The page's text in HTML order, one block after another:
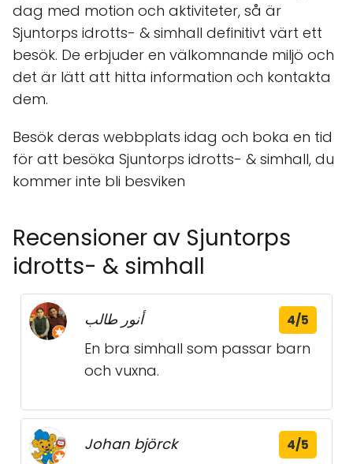
dag med motion och aktiviteter, så är
Sjuntorps idrotts- & simhall definitivt värt ett
besök. De erbjuder en välkomnande miljö och
det är lätt att hitta information och kontakta
dem.
Besök deras webbplats idag och boka en tid
för att besöka Sjuntorps idrotts- & simhall, du
kommer inte bli besviken
Recensioner av Sjuntorps
idrotts- & simhall
أنور طالب 4/5
En bra simhall som passar barn
och vuxna.
Johan björck 4/5